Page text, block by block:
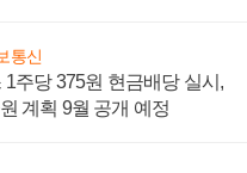
통신
주당 375원 현금배당 실시,
계획 9월 공개 예정